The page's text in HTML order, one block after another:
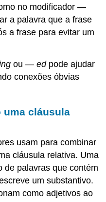
no modificador —
a palavra que a frase
a frase para evitar um
ou —edpode ajudar
conexões óbvias
uma cláusula
usam para combinar
cláusula relativa. Uma
de palavras que contém
um substantivo.
como adjetivos ao